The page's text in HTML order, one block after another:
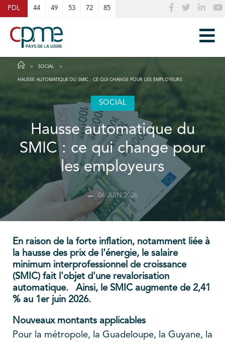
PDL 44 49 53 72 85
SOCIAL
HAUSSE AUTOMATIQUE DU SMIC : CE QUI CHANGE POUR LES EMPLOYEURS
SOCIAL
Hausse automatique du
SMIC : ce qui change pour
les employeurs
04 JUIN 2026
En raison de la forte inflation, notamment liée à
la hausse des prix de l'énergie, le salaire
minimum interprofessionnel de croissance
(SMIC) fait l'objet d'une revalorisation
automatique.
Ainsi, le SMIC augmente de 2,41
% au 1er juin 2026.
Nouveaux montants applicables
Pour la métropole, la Guadeloupe, la Guyane, la
Cookies management panel